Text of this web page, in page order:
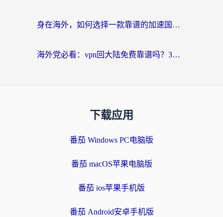
身在海外，如何选择一款靠谱的加速国内网络的加速器？
海外党必看：vpn回大陆免费靠谱吗？3步选对加速器实现无缝刷国内资源
下载应用
番茄 Windows PC电脑版
番茄 macOS苹果电脑版
番茄 ios苹果手机版
番茄 Android安卓手机版